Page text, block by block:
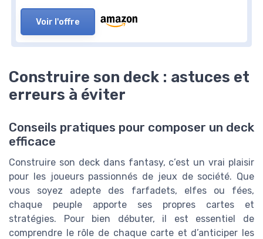
Voir l'offre
Construire son deck : astuces et
erreurs à éviter
Conseils pratiques pour composer un deck
efficace
Construire son deck dans fantasy, c’est un vrai plaisir
pour les joueurs passionnés de jeux de société. Que
vous soyez adepte des farfadets, elfes ou fées,
chaque peuple apporte ses propres cartes et
stratégies. Pour bien débuter, il est essentiel de
comprendre le rôle de chaque carte et d’anticiper les